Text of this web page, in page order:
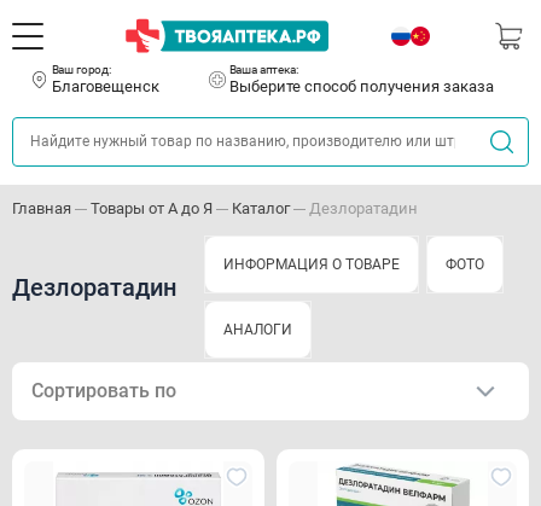
Ваш город:
Благовещенск
Ваша аптека:
Выберите способ получения заказа
Главная Товары от А до Я Каталог Дезлоратадин
Дезлоратадин
ИНФОРМАЦИЯ О ТОВАРЕ ФОТО
АНАЛОГИ
Сортировать по